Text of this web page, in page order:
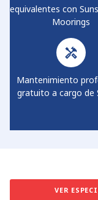
equivalentes con
Moorings
Mantenimiento
gratuito a cargo de
VER